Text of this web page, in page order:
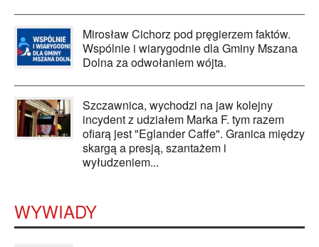
Mirosław Cichorz pod pręgierzem faktów.
Wspólnie i wiarygodnie dla Gminy Mszana
Dolna za odwołaniem wójta.
Szczawnica, wychodzi na jaw kolejny
incydent z udziałem Marka F. tym razem
ofiarą jest "Eglander Caffe". Granica między
skargą a presją, szantażem i
wyłudzeniem...
WYWIADY